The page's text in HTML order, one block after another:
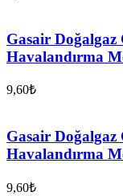
Gasair
Havalandırma
9,60₺
Gasair
Havalandırma
9,60₺